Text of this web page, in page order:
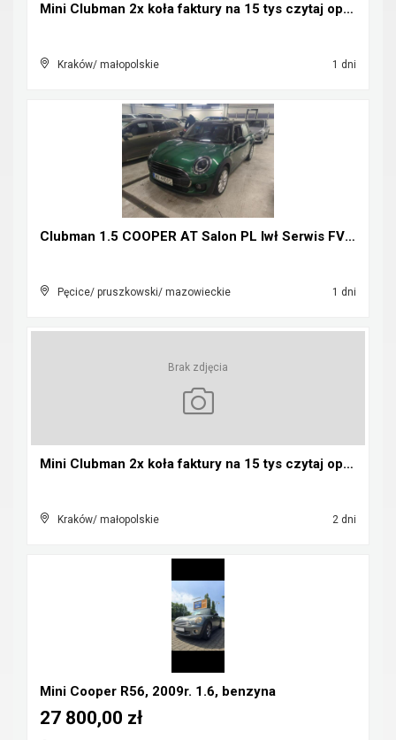
Mini Clubman 2x koła faktury na 15 tys czytaj opis...
Kraków/ małopolskie 1 dni
Clubman 1.5 COOPER AT Salon PL Iwł Serwis FV23%
Pęcice/ pruszkowski/ mazowieckie 1 dni
Brak zdjęcia
Mini Clubman 2x koła faktury na 15 tys czytaj opis...
Kraków/ małopolskie 2 dni
Mini Cooper R56, 2009r. 1.6, benzyna
27 800,00 zł